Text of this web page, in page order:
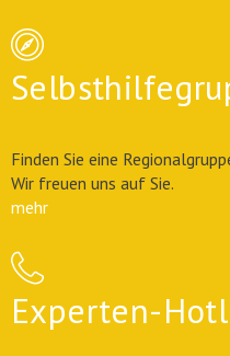
Finden Sie eine
Wir freuen uns auf Sie.
mehr
Experten-